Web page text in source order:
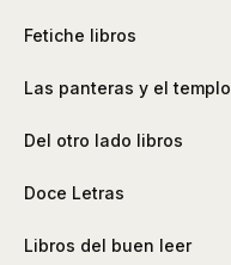
Fetiche libros
Las panteras y el templo
Del otro lado libros
Doce Letras
Libros del buen leer